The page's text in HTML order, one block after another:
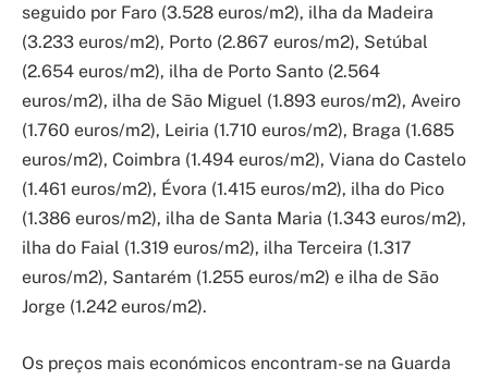
seguido por Faro (3.528 euros/m2), ilha da Madeira
(3.233 euros/m2), Porto (2.867 euros/m2), Setúbal
(2.654 euros/m2), ilha de Porto Santo (2.564
euros/m2), ilha de São Miguel (1.893 euros/m2), Aveiro
(1.760 euros/m2), Leiria (1.710 euros/m2), Braga (1.685
euros/m2), Coimbra (1.494 euros/m2), Viana do Castelo
(1.461 euros/m2), Évora (1.415 euros/m2), ilha do Pico
(1.386 euros/m2), ilha de Santa Maria (1.343 euros/m2),
ilha do Faial (1.319 euros/m2), ilha Terceira (1.317
euros/m2), Santarém (1.255 euros/m2) e ilha de São
Jorge (1.242 euros/m2).
Os preços mais económicos encontram-se na Guarda